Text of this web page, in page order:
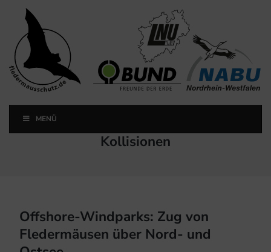
Landesfachausschuss
Fledermausschutz NRW
Landesfachausschuss Fledermausschutz NRW
MENÜ
Schlagwort:
Kollisionen
Offshore-Windparks: Zug von
Fledermäusen über Nord- und